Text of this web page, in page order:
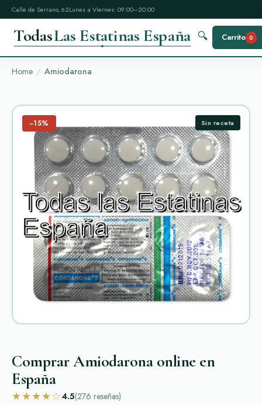
Calle de Serrano, 62Lunes a Viernes: 09:00–20:00
TodasLas Estatinas España 🔍 Carrito 0
Home Amiodarona
−15% Sin receta
Comprar Amiodarona online en
España
★★★★☆4.5(276 reseñas)